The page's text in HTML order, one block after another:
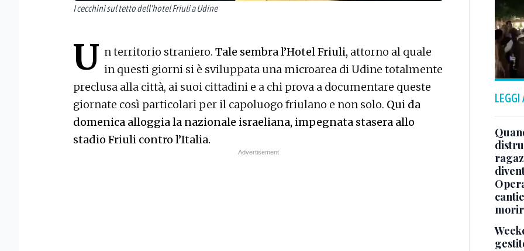
I cecchini sul tetto dell'hotel Friuli a Udine
U n territorio straniero. Tale sembra l’Hotel Friuli, attorno al quale
in questi giorni si è sviluppata una microarea di Udine totalmente
preclusa alla città, ai suoi cittadini e a chi prova a documentare queste
giornate così particolari per il capoluogo friulano e non solo. Qui da
domenica alloggia la nazionale israeliana, impegnata stasera allo
stadio Friuli contro l’Italia.
LEGGI